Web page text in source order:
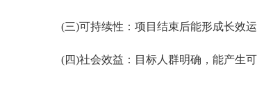
(三)可持续性：项目结束后能形成长效运
(四)社会效益：目标人群明确，能产生